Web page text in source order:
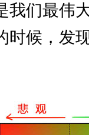
我们最伟
时候，发